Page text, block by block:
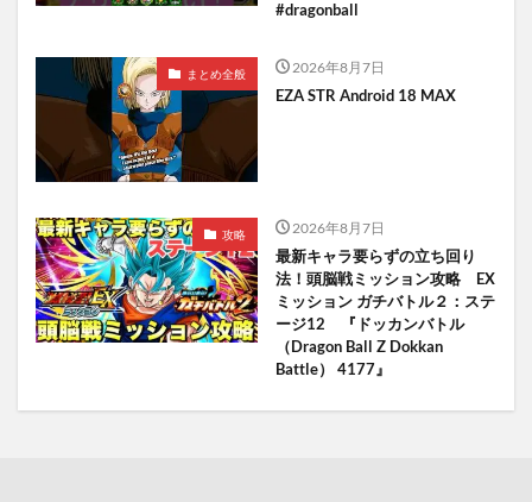
#dragonball
まとめ全般 2026年8月7日
EZA STR Android 18 MAX
攻略 2026年8月7日
最新キャラ要らずの立ち回り
法！頭脳戦ミッション攻略 EX
ミッション ガチバトル２：ステ
ージ12 『ドッカンバトル
（Dragon Ball Z Dokkan
Battle） 4177』